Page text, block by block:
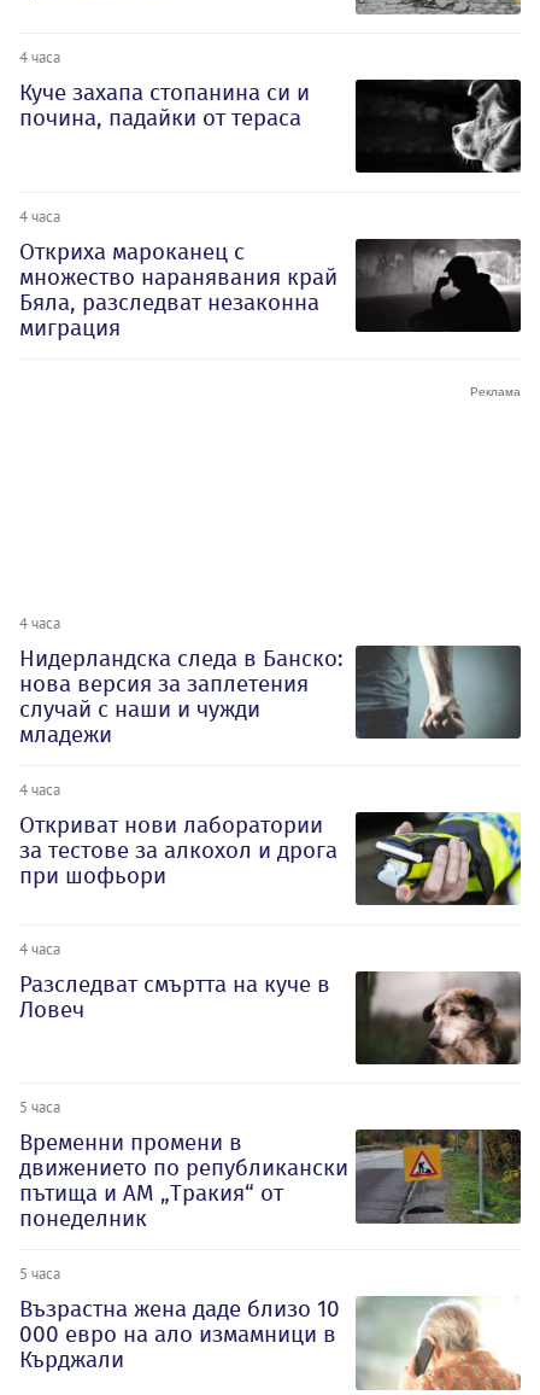
4 часа
Куче захапа стопанина си и
почина, падайки от тераса
4 часа
Откриха мароканец с
множество наранявания край
Бяла, разследват незаконна
миграция
4 часа
Нидерландска следа в Банско:
нова версия за заплетения
случай с наши и чужди
младежи
4 часа
Откриват нови лаборатории
за тестове за алкохол и дрога
при шофьори
4 часа
Разследват смъртта на куче в
Ловеч
5 часа
Временни промени в
движението по републикански
пътища и АМ „Тракия“ от
понеделник
5 часа
Възрастна жена даде близо 10
000 евро на ало измамници в
Кърджали